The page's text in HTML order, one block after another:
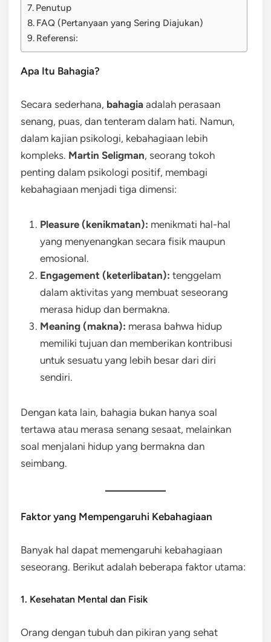
Penutup
FAQ (Pertanyaan yang Sering Diajukan)
Referensi:
Apa Itu Bahagia?
Secara sederhana, bahagia adalah perasaan
senang, puas, dan tenteram dalam hati. Namun,
dalam kajian psikologi, kebahagiaan lebih
kompleks. Martin Seligman, seorang tokoh
penting dalam psikologi positif, membagi
kebahagiaan menjadi tiga dimensi:
Pleasure (kenikmatan): menikmati hal-hal
yang menyenangkan secara fisik maupun
emosional.
Engagement (keterlibatan): tenggelam
dalam aktivitas yang membuat seseorang
merasa hidup dan bermakna.
Meaning (makna): merasa bahwa hidup
memiliki tujuan dan memberikan kontribusi
untuk sesuatu yang lebih besar dari diri
sendiri.
Dengan kata lain, bahagia bukan hanya soal
tertawa atau merasa senang sesaat, melainkan
soal menjalani hidup yang bermakna dan
seimbang.
Faktor yang Mempengaruhi Kebahagiaan
Banyak hal dapat memengaruhi kebahagiaan
seseorang. Berikut adalah beberapa faktor utama:
1. Kesehatan Mental dan Fisik
Orang dengan tubuh dan pikiran yang sehat